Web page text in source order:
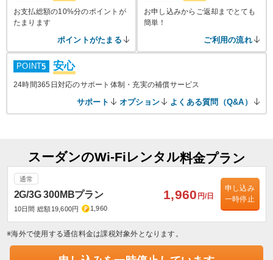
お支払総額の10%分のポイントが
たまります
ポイントがたまる
お申し込みからご返却までとても
簡単！
ご利用の流れ
POINT5 安心
24時間365日対応のサポート体制・充実の補償サービス
サポート オプション よくある質問（Q&A）
スーダンのWi-Fiレンタル料金プラン
通常
2G/3G 300MBプラン
10日間 総額19,600円 1,960
1,960 円/日
申し込み
一時停止
※海外で使用する通信料金は課税対象外となります。